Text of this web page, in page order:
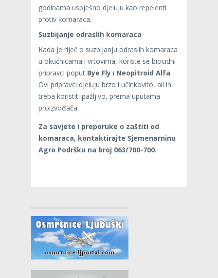
godinama uspješno djeluju kao repelenti
protiv komaraca.
Suzbijanje odraslih komaraca
Kada je riječ o suzbijanju odraslih komaraca
u okućnicama i vrtovima, koriste se biocidni
pripravci poput Bye Fly i Neopitroid Alfa.
Ovi pripravci djeluju brzo i učinkovito, ali ih
treba koristiti pažljivo, prema uputama
proizvođača.
Za savjete i preporuke o zaštiti od
komaraca, kontaktirajte Sjemenarninu
Agro Podršku na broj 063/700-700.